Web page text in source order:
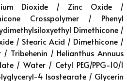
Dioxide / Zinc Oxide /
Crosspolymer / Phenyl
Dimethicone /
/ Stearic Acid / Dimethicone /
Tribehenin / Helianthus Annuus
/ Water / Cetyl PEG/PPG-10/1
4 Isostearate / Glycerin